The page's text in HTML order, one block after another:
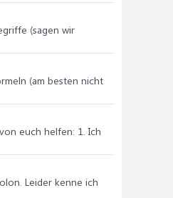
(sagen wir
(am besten nicht
euch helfen: 1. Ich
Leider kenne ich